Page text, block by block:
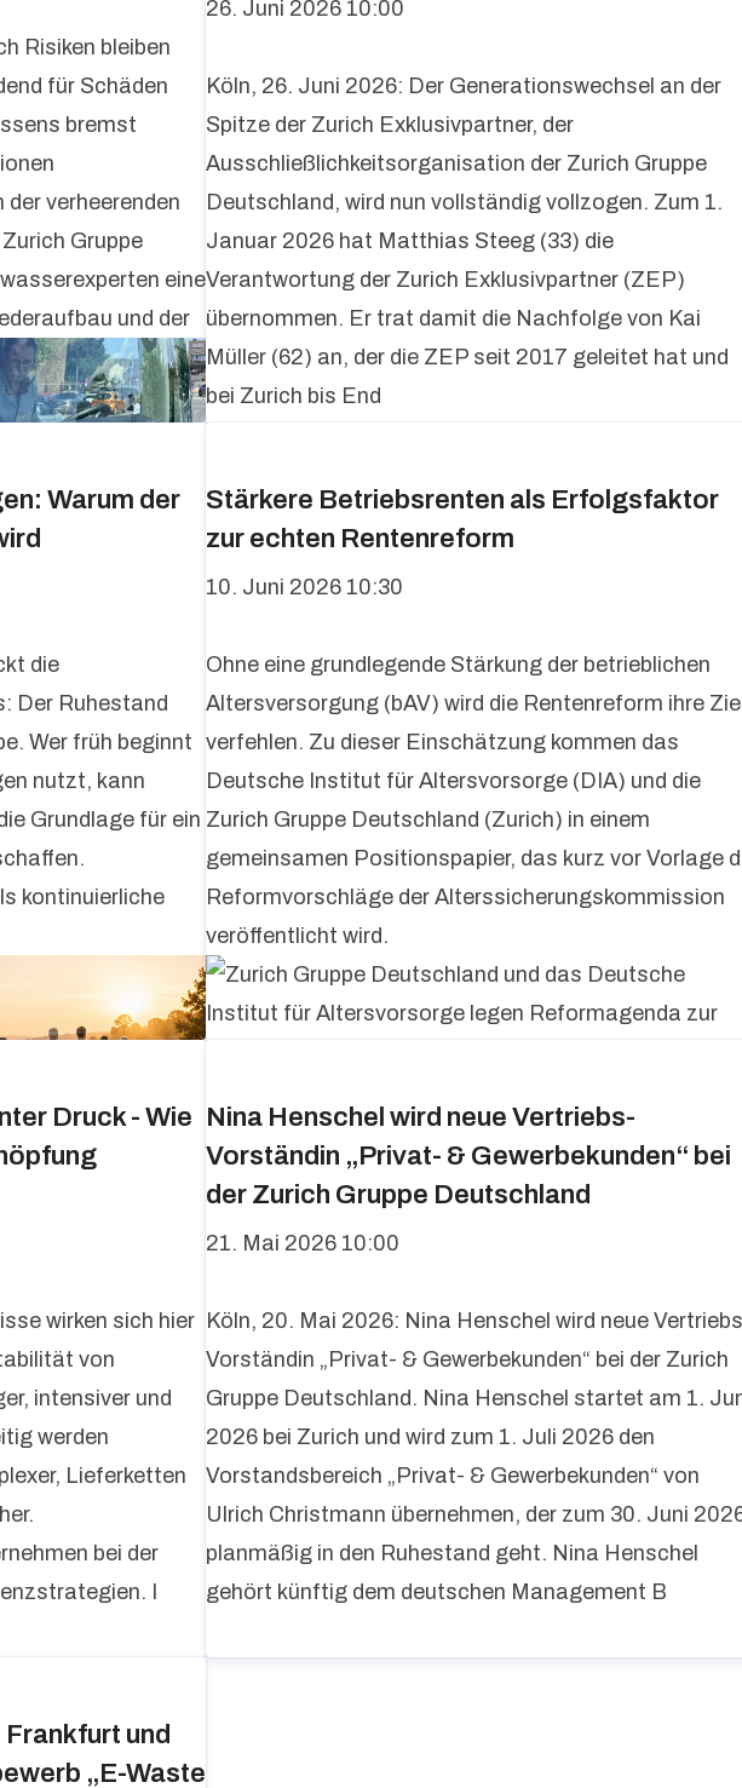
Risiken bleiben
für Schäden
bremst
verheerenden
Gruppe
eine
und der
26. Juni 2026 10:00
Köln, 26. Juni 2026: Der Generationswechsel an der
Spitze der Zurich Exklusivpartner, der
Ausschließlichkeitsorganisation der Zurich Gruppe
Deutschland, wird nun vollständig vollzogen. Zum 1.
Januar 2026 hat Matthias Steeg (33) die
Verantwortung der Zurich Exklusivpartner (ZEP)
übernommen. Er trat damit die Nachfolge von Kai
Müller (62) an, der die ZEP seit 2017 geleitet hat und
bei Zurich bis End
Warum der
die
Der Ruhestand
Wer früh beginnt
nutzt, kann
Grundlage für ein
kontinuierliche
Stärkere Betriebsrenten als Erfolgsfaktor
zur echten Rentenreform
10. Juni 2026 10:30
Ohne eine grundlegende Stärkung der betrieblichen
Altersversorgung (bAV) wird die Rentenreform ihre
verfehlen. Zu dieser Einschätzung kommen das
Deutsche Institut für Altersvorsorge (DIA) und die
Zurich Gruppe Deutschland (Zurich) in einem
gemeinsamen Positionspapier, das kurz vor Vorlage
Reformvorschläge der Alterssicherungskommission
veröffentlicht wird.
Druck - Wie
wirken sich hier
von
intensiver und
werden
Lieferketten
bei der
I
Nina Henschel wird neue Vertriebs-
Vorständin „Privat- & Gewerbekunden“ bei
der Zurich Gruppe Deutschland
21. Mai 2026 10:00
Köln, 20. Mai 2026: Nina Henschel wird neue
Vorständin „Privat- & Gewerbekunden“ bei der Zurich
Gruppe Deutschland. Nina Henschel startet am 1.
2026 bei Zurich und wird zum 1. Juli 2026 den
Vorstandsbereich „Privat- & Gewerbekunden“ von
Ulrich Christmann übernehmen, der zum 30. Juni
planmäßig in den Ruhestand geht. Nina Henschel
gehört künftig dem deutschen Management B
und
„E-Waste